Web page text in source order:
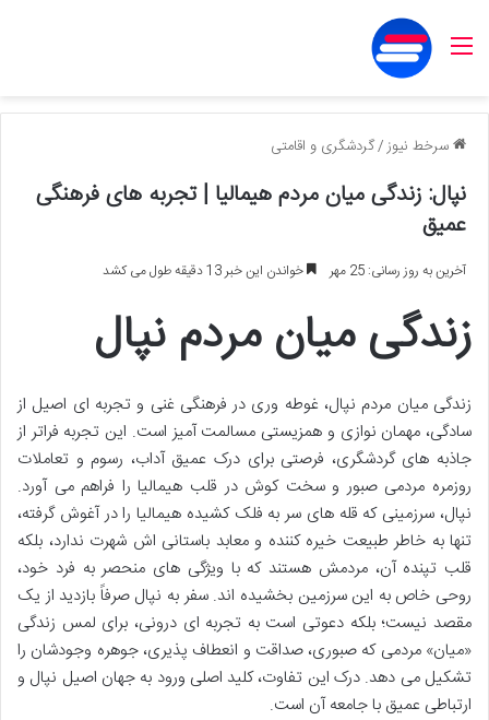
منو
سرخط نیوز/گردشگری و اقامتی
نپال: زندگی میان مردم هیمالیا | تجربه های فرهنگی
عمیق
آخرین به روز رسانی: 25 مهر خواندن این خبر 13 دقیقه طول می کشد
زندگی میان مردم نپال
زندگی میان مردم نپال، غوطه وری در فرهنگی غنی و تجربه ای اصیل از
سادگی، مهمان نوازی و همزیستی مسالمت آمیز است. این تجربه فراتر از
جاذبه های گردشگری، فرصتی برای درک عمیق آداب، رسوم و تعاملات
روزمره مردمی صبور و سخت کوش در قلب هیمالیا را فراهم می آورد.
نپال، سرزمینی که قله های سر به فلک کشیده هیمالیا را در آغوش گرفته،
تنها به خاطر طبیعت خیره کننده و معابد باستانی اش شهرت ندارد، بلکه
قلب تپنده آن، مردمش هستند که با ویژگی های منحصر به فرد خود،
روحی خاص به این سرزمین بخشیده اند. سفر به نپال صرفاً بازدید از یک
مقصد نیست؛ بلکه دعوتی است به تجربه ای درونی، برای لمس زندگی
«میان» مردمی که صبوری، صداقت و انعطاف پذیری، جوهره وجودشان را
تشکیل می دهد. درک این تفاوت، کلید اصلی ورود به جهان اصیل نپال و
ارتباطی عمیق با جامعه آن است.